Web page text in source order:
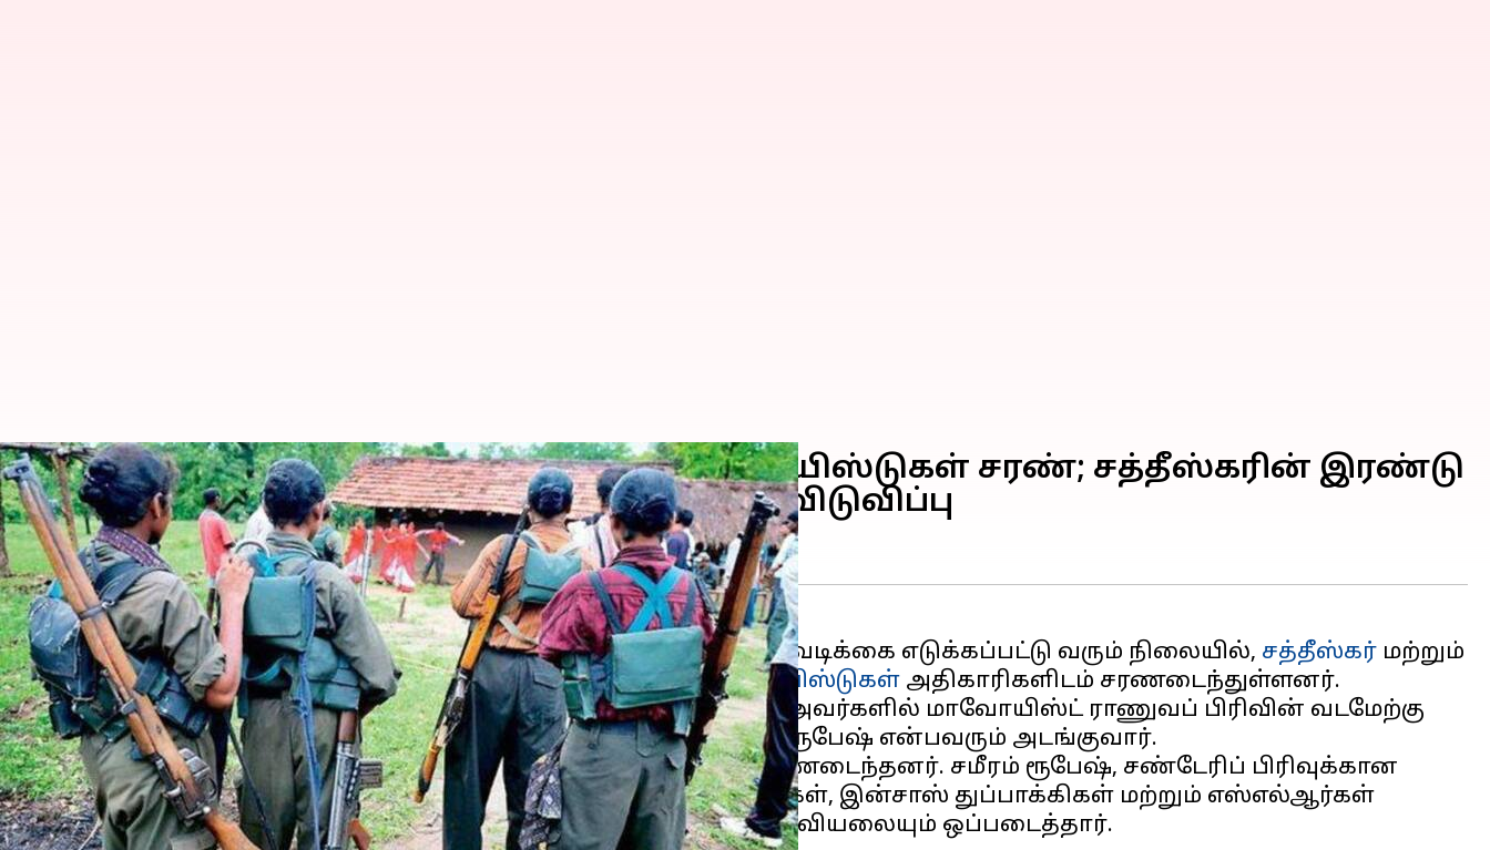
இரண்டு நாட்களில் 250க்கும் மேற்பட்ட மாவோயிஸ்டுகள் சரண்; சத்தீஸ்கரின் இரண்டு
மாவட்டங்கள் நக்சலிசத்திலிருந்து முழுவதும் விடுவிப்பு
எழுதியவர் Sekar Chinnappan Oct 16, 2025 07:25 pm
செய்தி முன்னோட்டம்
சமீபத்திய ஆண்டுகளில் நக்சல் அமைப்புகளுக்கு எதிராக கடும் நடவடிக்கை எடுக்கப்பட்டு வரும் நிலையில், சத்தீஸ்கர் மற்றும்
மகாராஷ்டிராவில் கடந்த இரண்டு நாட்களில் மொத்தம் 258மாவோயிஸ்டுகள் அதிகாரிகளிடம் சரணடைந்துள்ளனர்.
சத்தீஸ்கரில் இன்று மட்டும் 170 மாவோயிஸ்டுகள் சரணடைந்தனர். அவர்களில் மாவோயிஸ்ட் ராணுவப் பிரிவின் வடமேற்கு
துணை மண்டலப் பொறுப்பாளரும் உளவுத்துறைத் தலைவருமான ரூபேஷ் என்பவரும் அடங்குவார்.
இவர்களுடன், மாட் பிரிவு உட்படப் பல உயர்மட்டப் படையினரும் சரணடைந்தனர். சமீரம் ரூபேஷ், சண்டேரிப் பிரிவுக்கான
ஆதரவாளராக இருந்து வந்த நிலையில் சரணடைந்தபோது, ஏகே47கள், இன்சாஸ் துப்பாக்கிகள் மற்றும் எஸ்எல்ஆர்கள்